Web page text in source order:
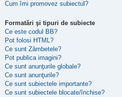
Cum îmi promovez subiectul?
Formatări şi tipuri de subiecte
Ce este codul BB?
Pot folosi HTML?
Ce sunt Zâmbetele?
Pot publica imagini?
Ce sunt anunţurile globale?
Ce sunt anunţurile?
Ce sunt subiectele importante?
Ce sunt subiectele blocate/închise?